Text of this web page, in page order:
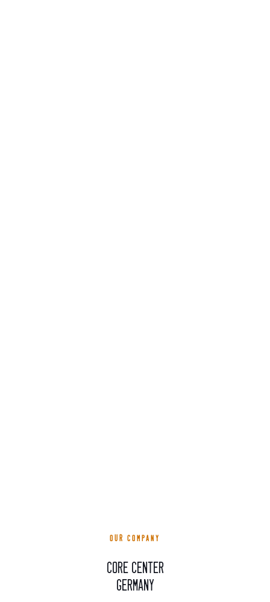
OUR COMPANY
CORE CENTER
Germany